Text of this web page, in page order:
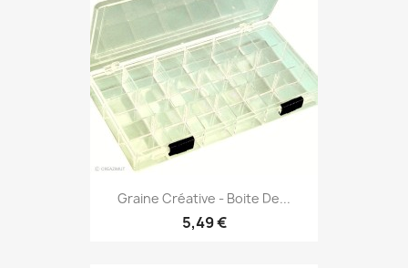
Graine Créative - Boite De...
5,49 €